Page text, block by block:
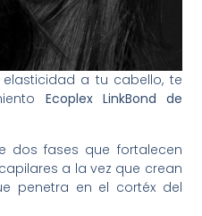
a tu cabello, te
Ecoplex LinkBond de
dos fases que fortalecen
a la vez que crean
penetra en el cortéx del